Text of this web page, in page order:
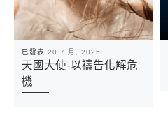
已發表20 7 月, 2025
天國大使-以禱告化解危
機